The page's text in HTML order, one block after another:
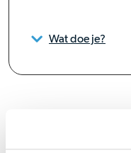
Wat doe je?